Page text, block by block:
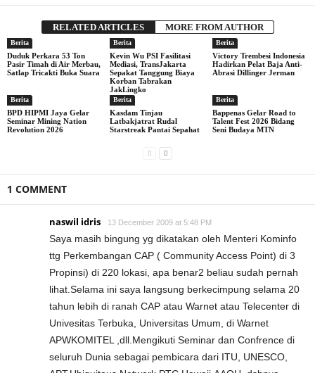
RELATED ARTICLES MORE FROM AUTHOR
Berita
Duduk Perkara 53 Ton
Pasir Timah di Air Merbau,
Satlap Tricakti Buka Suara
Berita
Kevin Wu PSI Fasilitasi
Mediasi, TransJakarta
Sepakat Tanggung Biaya
Korban Tabrakan
JakLingko
Berita
Victory Trembesi Indonesia
Hadirkan Pelat Baja Anti-
Abrasi Dillinger Jerman
Berita
BPD HIPMI Jaya Gelar
Seminar Mining Nation
Revolution 2026
Berita
Kasdam Tinjau
Latbakjatrat Rudal
Starstreak Pantai Sepahat
Berita
Bappenas Gelar Road to
Talent Fest 2026 Bidang
Seni Budaya MTN
1 COMMENT
naswil idris 13 December 2009 at 5:48 PM
Saya masih bingung yg dikatakan oleh Menteri Kominfo
ttg Perkembangan CAP ( Community Access Point) di 3
Propinsi) di 220 lokasi, apa benar2 beliau sudah pernah
lihat.Selama ini saya langsung berkecimpung selama 20
tahun lebih di ranah CAP atau Warnet atau Telecenter di
Univesitas Terbuka, Universitas Umum, di Warnet
APWKOMITEL ,dll.Mengikuti Seminar dan Confrence di
seluruh Dunia sebagai pembicara dari ITU, UNESCO,